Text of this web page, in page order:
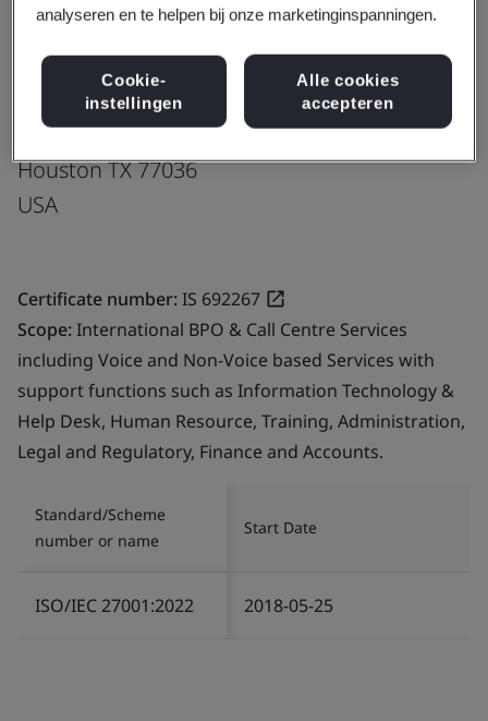
Fusion CX Limited
9702 Bissonnet
Street Suite 2250
Houston TX 77036
USA
Certificate number:IS 692267
Scope:International BPO & Call Centre Services
including Voice and Non-Voice based Services with
support functions such as Information Technology &
Help Desk, Human Resource, Training, Administration,
Legal and Regulatory, Finance and Accounts.
Standard/Scheme
number or name
Start Date
ISO/IEC 27001:2022 2018-05-25
analyseren en te helpen bij onze marketinginspanningen.
Cookie-
instellingen
Alle cookies
accepteren